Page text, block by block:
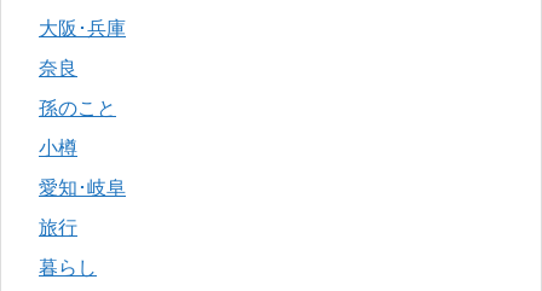
大阪･兵庫
奈良
孫のこと
小樽
愛知･岐阜
旅行
暮らし